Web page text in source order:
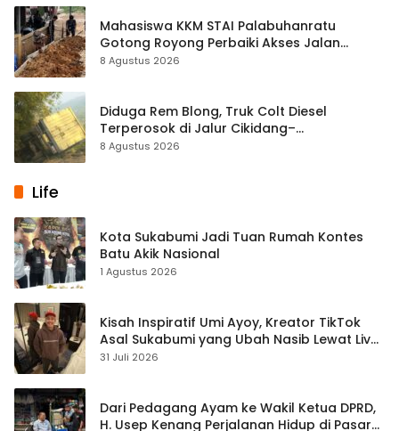
Mahasiswa KKM STAI Palabuhanratu
Gotong Royong Perbaiki Akses Jalan
Majelis Ta’lim di Sagaranten
8 Agustus 2026
Diduga Rem Blong, Truk Colt Diesel
Terperosok di Jalur Cikidang–
Palabuhanratu
8 Agustus 2026
Life
Kota Sukabumi Jadi Tuan Rumah Kontes
Batu Akik Nasional
1 Agustus 2026
Kisah Inspiratif Umi Ayoy, Kreator TikTok
Asal Sukabumi yang Ubah Nasib Lewat Live
Streaming
31 Juli 2026
Dari Pedagang Ayam ke Wakil Ketua DPRD,
H. Usep Kenang Perjalanan Hidup di Pasar